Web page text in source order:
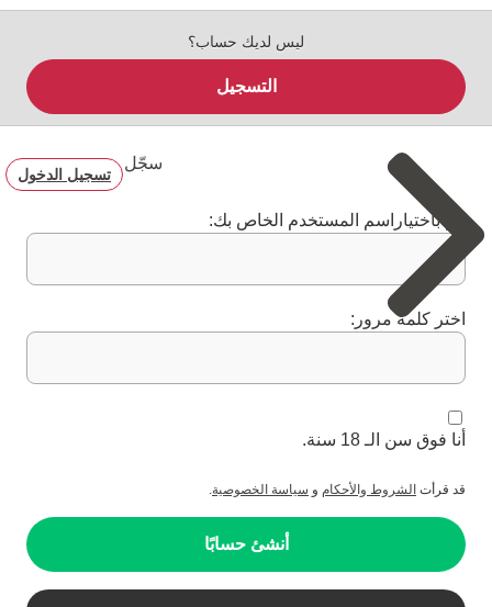
ليس لديك حساب؟
التسجيل
سجّل
تسجيل الدخول
قم باختياراسم المستخدم الخاص بك:
اختر كلمة مرور:
أنا فوق سن الـ 18 سنة.
قد قرأت الشروط والأحكام و سياسة الخصوصية.
أنشئ حسابًا